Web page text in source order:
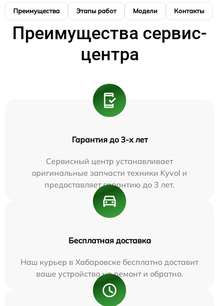
Преимущества Этапы работ Модели Контакты
Преимущества сервис-
центра
Гарантия до 3-х лет
Сервисный центр устанавливает
оригинальные запчасти техники Kyvol и
предоставляет гарантию до 3 лет.
Бесплатная доставка
Наш курьер в Хабаровске бесплатно доставит
ваше устройство на ремонт и обратно.